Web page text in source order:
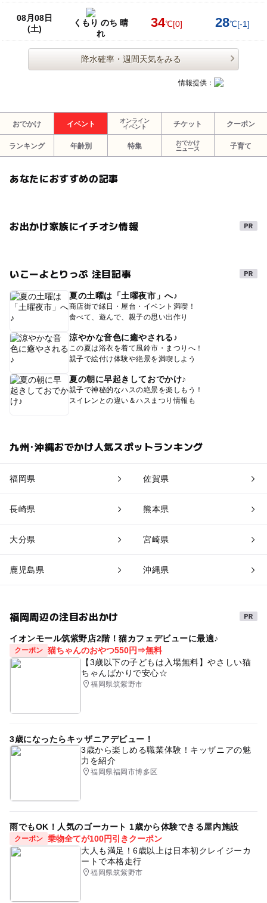
08月08日
(土)
くもり のち 晴
れ
34℃[0] 28℃[-1]
降水確率・週間天気をみる
情報提供：
おでかけ イベント
オンライン
イベント
チケット クーポン
ランキング 年齢別 特集
おでかけ
ニュース
子育て
あなたにおすすめの記事
お出かけ家族にイチオシ情報
いこーよとりっぷ 注目記事
夏の土曜は「土曜夜市」へ♪
商店街で縁日・屋台・イベント満喫！
食べて、遊んで、親子の思い出作り
涼やかな音色に癒やされる♪
この夏は浴衣を着て風鈴市・まつりへ！
親子で絵付け体験や絶景を満喫しよう
夏の朝に早起きしておでかけ♪
親子で神秘的なハスの絶景を楽しもう！
スイレンとの違い＆ハスまつり情報も
九州･沖縄おでかけ人気スポットランキング
福岡県 佐賀県
長崎県 熊本県
大分県 宮崎県
鹿児島県 沖縄県
福岡周辺の注目お出かけ
イオンモール筑紫野店2階！猫カフェデビューに最適♪
クーポン 猫ちゃんのおやつ550円⇒無料
【3歳以下の子どもは入場無料】やさしい猫
ちゃんばかりで安心☆
福岡県筑紫野市
3歳になったらキッザニアデビュー！
3歳から楽しめる職業体験！キッザニアの魅
力を紹介
福岡県福岡市博多区
雨でもOK！人気のゴーカート 1歳から体験できる屋内施設
クーポン 乗物全てが100円引きクーポン
大人も満足！6歳以上は日本初クレイジーカ
ートで本格走行
福岡県筑紫野市